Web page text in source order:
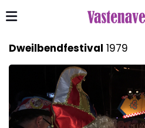
Dweilbendfestival 1979